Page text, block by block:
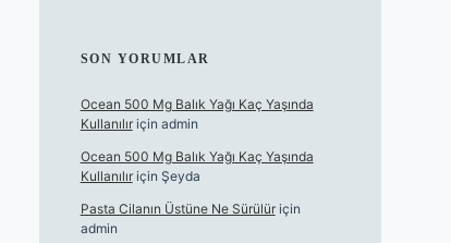
SON YORUMLAR
Ocean 500 Mg Balık Yağı Kaç Yaşında
Kullanılıriçin admin
Ocean 500 Mg Balık Yağı Kaç Yaşında
Kullanılıriçin Şeyda
Pasta Cilanın Üstüne Ne Sürülüriçin
admin